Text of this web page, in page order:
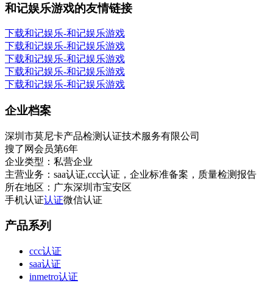
和记娱乐游戏的友情链接
下载和记娱乐-和记娱乐游戏
下载和记娱乐-和记娱乐游戏
下载和记娱乐-和记娱乐游戏
下载和记娱乐-和记娱乐游戏
下载和记娱乐-和记娱乐游戏
企业档案
深圳市莫尼卡产品检测认证技术服务有限公司
搜了网会员第6年
企业类型： 私营企业
主营业务： saa认证,ccc认证，企业标准备案，质量检测报告
所在地区： 广东深圳市宝安区
手机认证认证微信认证
产品系列
ccc认证
saa认证
inmetro认证